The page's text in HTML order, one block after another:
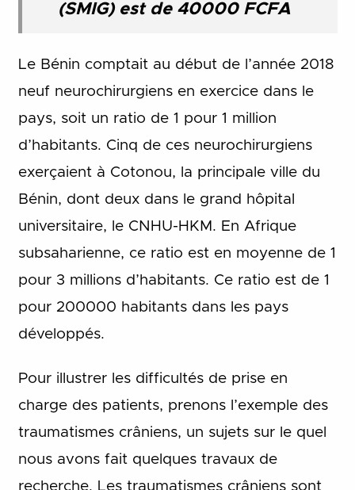
(SMIG) est de 40000 FCFA
Le Bénin comptait au début de l’année 2018
neuf neurochirurgiens en exercice dans le
pays, soit un ratio de 1 pour 1 million
d’habitants. Cinq de ces neurochirurgiens
exerçaient à Cotonou, la principale ville du
Bénin, dont deux dans le grand hôpital
universitaire, le CNHU-HKM. En Afrique
subsaharienne, ce ratio est en moyenne de 1
pour 3 millions d’habitants. Ce ratio est de 1
pour 200000 habitants dans les pays
développés.
Pour illustrer les difficultés de prise en
charge des patients, prenons l’exemple des
traumatismes crâniens, un sujets sur le quel
nous avons fait quelques travaux de
recherche. Les traumatismes crâniens sont